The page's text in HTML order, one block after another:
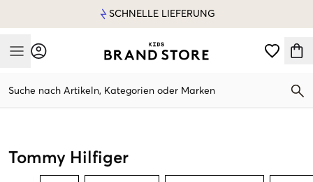
SCHNELLE LIEFERUNG
Mobile Menu
Suche nach Artikeln, Kategorien oder Marken
Tommy Hilfiger